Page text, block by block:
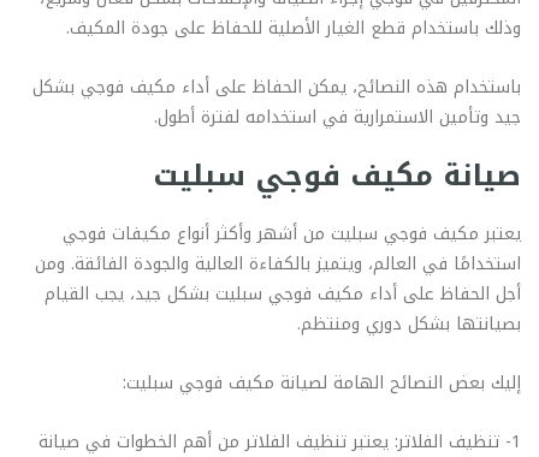
وذلك باستخدام قطع الغيار الأصلية للحفاظ على جودة المكيف.
باستخدام هذه النصائح، يمكن الحفاظ على أداء مكيف فوجي بشكل
جيد وتأمين الاستمرارية في استخدامه لفترة أطول.
صيانة مكيف فوجي سبليت
يعتبر مكيف فوجي سبليت من أشهر وأكثر أنواع مكيفات فوجي
استخدامًا في العالم، ويتميز بالكفاءة العالية والجودة الفائقة. ومن
أجل الحفاظ على أداء مكيف فوجي سبليت بشكل جيد، يجب القيام
بصيانتها بشكل دوري ومنتظم.
إليك بعض النصائح الهامة لصيانة مكيف فوجي سبليت:
1- تنظيف الفلاتر: يعتبر تنظيف الفلاتر من أهم الخطوات في صيانة